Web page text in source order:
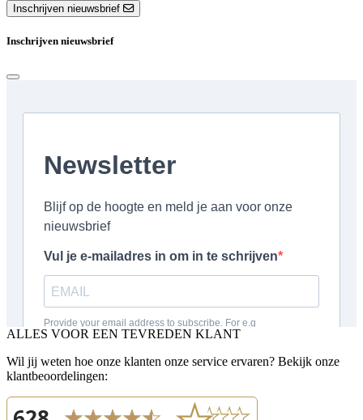
Inschrijven nieuwsbrief
Inschrijven nieuwsbrief
ALLES VOOR EEN TEVREDEN KLANT
Wil jij weten hoe onze klanten onze service ervaren? Bekijk onze
klantbeoordelingen: